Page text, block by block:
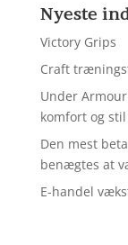
Nyeste
Victory Grips
Craft
Under
komfort og stil
Den mest
benægtes at
E-handel